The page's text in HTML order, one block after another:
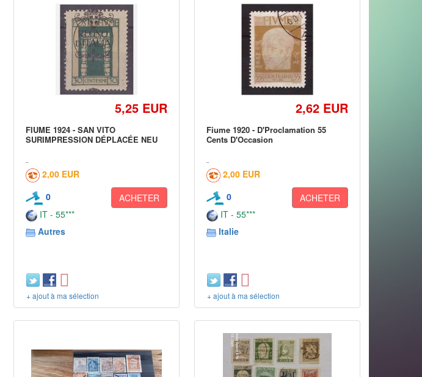
5,25 EUR
FIUME 1924 - SAN VITO
SURIMPRESSION DÉPLACÉE NEU
2,00 EUR
0
ACHETER
IT - 55***
Autres
+ ajout à ma sélection
2,62 EUR
Fiume 1920 - D'Proclamation 55
Cents D'Occasion
2,00 EUR
0
ACHETER
IT - 55***
Italie
+ ajout à ma sélection